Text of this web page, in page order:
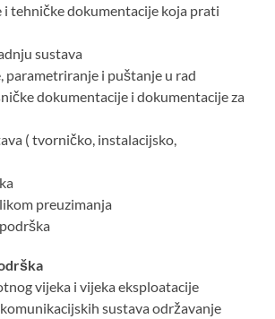
i tehničke dokumentacije koja prati
sustava
parametriranje i puštanje u rad
dokumentacije i dokumentacije za
( tvorničko, instalacijsko,
preuzimanja
vijeka i vijeka eksploatacije
sustava održavanje